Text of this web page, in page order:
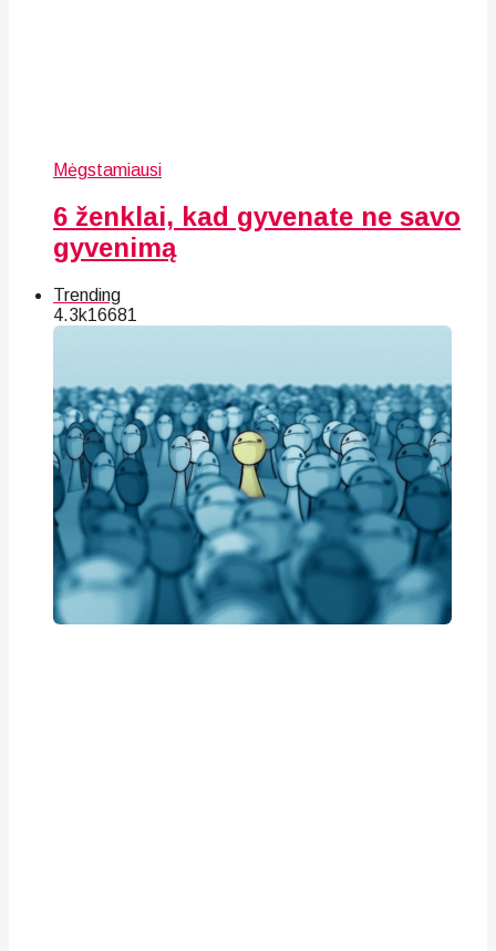
Mėgstamiausi
6 ženklai, kad gyvenate ne savo
gyvenimą
Trending
4.3k16681